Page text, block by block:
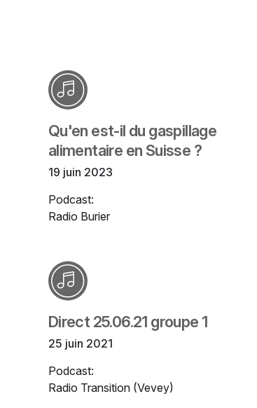
Qu'en est-il du gaspillage
alimentaire en Suisse ?
19 juin 2023
Podcast:
Radio Burier
Direct 25.06.21 groupe 1
25 juin 2021
Podcast:
Radio Transition (Vevey)